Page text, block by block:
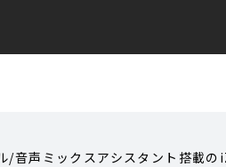
/音声ミックスアシスタント搭載